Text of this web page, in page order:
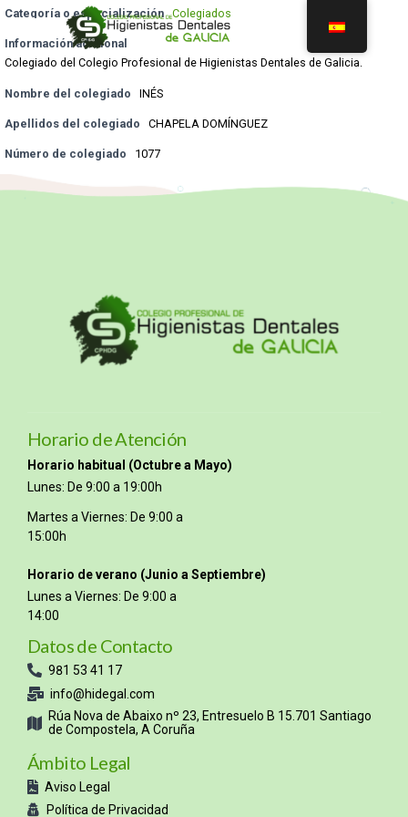
Categoría o especialización Colegiados
Información adicional
Colegiado del Colegio Profesional de Higienistas Dentales de Galicia.
Nombre del colegiado INÉS
Apellidos del colegiado CHAPELA DOMÍNGUEZ
Número de colegiado 1077
Horario de Atención
Horario habitual (Octubre a Mayo)
Lunes: De 9:00 a 19:00h
Martes a Viernes: De 9:00 a
15:00h
Horario de verano (Junio a Septiembre)
Lunes a Viernes: De 9:00 a
14:00
Datos de Contacto
981 53 41 17
info@hidegal.com
Rúa Nova de Abaixo nº 23, Entresuelo B 15.701 Santiago
de Compostela, A Coruña
Ámbito Legal
Aviso Legal
Política de Privacidad